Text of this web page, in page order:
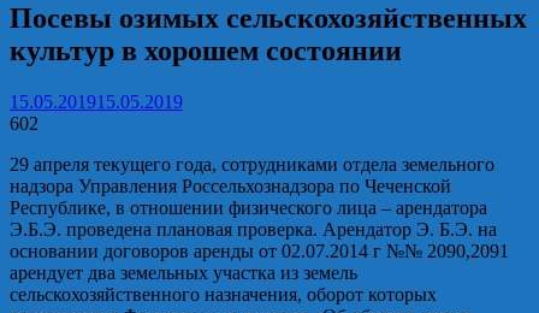
Посевы озимых сельскохозяйственных
культур в хорошем состоянии
15.05.201915.05.2019
602
29 апреля текущего года, сотрудниками отдела земельного
надзора Управления Россельхознадзора по Чеченской
Республике, в отношении физического лица – арендатора
Э.Б.Э. проведена плановая проверка. Арендатор Э. Б.Э. на
основании договоров аренды от 02.07.2014 г №№ 2090,2091
арендует два земельных участка из земель
сельскохозяйственного назначения, оборот которых